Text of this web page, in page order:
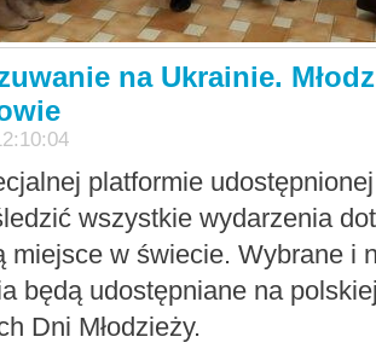
na Ukrainie.
platformie
wszystkie wydarzenia
miejsce w świecie. Wybrane i
będą udostępniane na
Dni Młodzieży.